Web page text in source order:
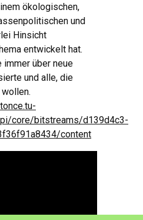
ökologischen,
und
Hinsicht
entwickelt hat.
immer über neue
und alle, die
core/bitstreams/d139d4c3-
content